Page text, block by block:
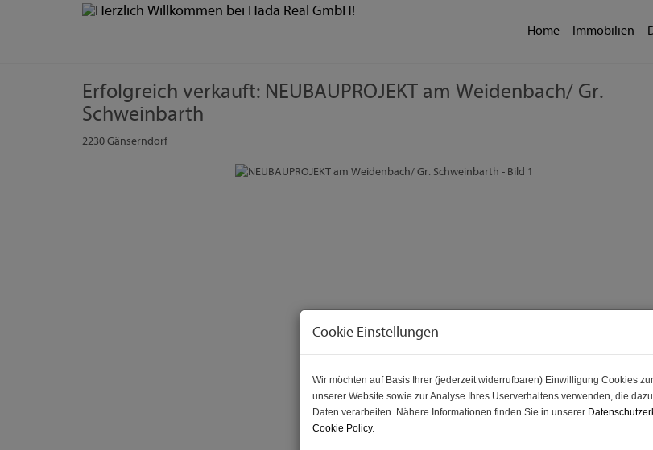
Home Immobilien
Erfolgreich verkauft: NEUBAUPROJEKT am Weidenbach/ Gr.
Schweinbarth
2230 Gänserndorf
Cookie Einstellungen
Wir möchten auf Basis Ihrer (jederzeit widerrufbaren) Einwilligung Cookies
unserer Website sowie zur Analyse Ihres Userverhaltens verwenden, die
Daten verarbeiten. Nähere Informationen finden Sie in unserer
Cookie Policy.